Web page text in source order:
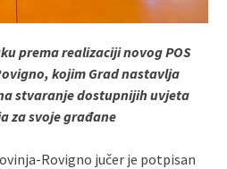
prema realizaciji novog POS
kojim Grad nastavlja
stvaranje dostupnijih uvjeta
za svoje građane
Rovigno jučer je potpisan